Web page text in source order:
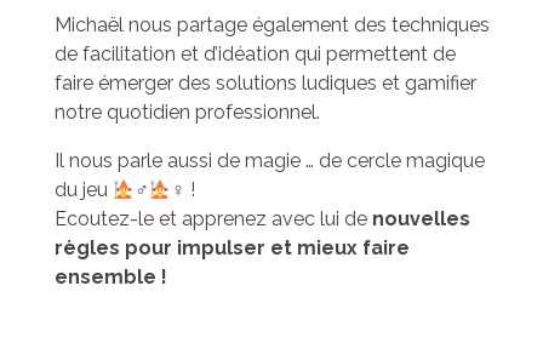
Michaël nous partage également des techniques
de facilitation et d’idéation qui permettent de
faire émerger des solutions ludiques et gamifier
notre quotidien professionnel.
Il nous parle aussi de magie … de cercle magique
du jeu
‍♂
‍♀ !
Ecoutez-le et apprenez avec lui de nouvelles
règles pour impulser et mieux faire
ensemble !